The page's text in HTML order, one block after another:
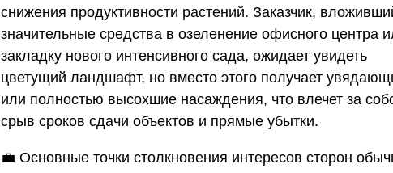
снижения продуктивности растений. Заказчик,
значительные средства в озеленение офисного центра
закладку нового интенсивного сада, ожидает увидеть
цветущий ландшафт, но вместо этого получает
или полностью высохшие насаждения, что влечет за
срыв сроков сдачи объектов и прямые убытки.
💼 Основные точки столкновения интересов сторон